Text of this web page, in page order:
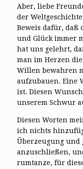
Aber, liebe
der
Beweis dafür, daß
und Glück immer
hat uns gelehrt,
man im Herzen
Willen bewahren
aufzubauen. Eine
ist. Diesen
unserem Schwur
Diesen Worten
ich nichts
Überzeugung und
anzuschließen,
rumtanze, für